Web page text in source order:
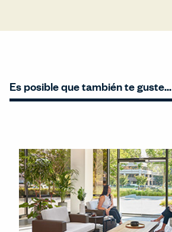
Es posible que también te guste…